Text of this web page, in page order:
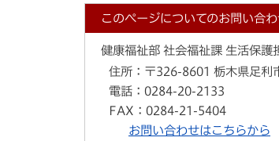
このページについてのお問い合
健康福祉部 社会福祉課 生活保護
住所： 〒326-8601 栃木県足利
電話： 0284-20-2133
FAX： 0284-21-5404
お問い合わせはこちらから